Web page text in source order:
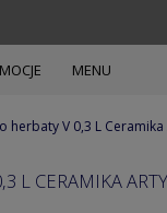
MENU
herbaty V 0,3 L
L CERAMIKA